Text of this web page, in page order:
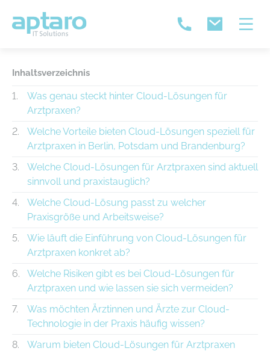
Inhaltsverzeichnis
Was genau steckt hinter Cloud-Lösungen für
Arztpraxen?
Welche Vorteile bieten Cloud-Lösungen speziell für
Arztpraxen in Berlin, Potsdam und Brandenburg?
Welche Cloud-Lösungen für Arztpraxen sind aktuell
sinnvoll und praxistauglich?
Welche Cloud-Lösung passt zu welcher
Praxisgröße und Arbeitsweise?
Wie läuft die Einführung von Cloud-Lösungen für
Arztpraxen konkret ab?
Welche Risiken gibt es bei Cloud-Lösungen für
Arztpraxen und wie lassen sie sich vermeiden?
Was möchten Ärztinnen und Ärzte zur Cloud-
Technologie in der Praxis häufig wissen?
Warum bieten Cloud-Lösungen für Arztpraxen